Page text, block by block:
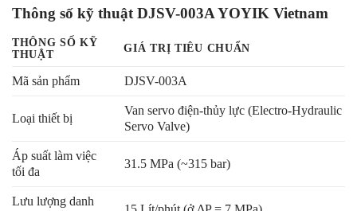
Thông số kỹ thuật DJSV-003A YOYIK Vietnam
THÔNG SỐ KỸ
THUẬT
GIÁ TRỊ TIÊU CHUẨN
Mã sản phẩm DJSV-003A
Loại thiết bị
Van servo điện-thủy lực (Electro-Hydraulic
Servo Valve)
Áp suất làm việc
tối đa
31.5 MPa (~315 bar)
Lưu lượng danh